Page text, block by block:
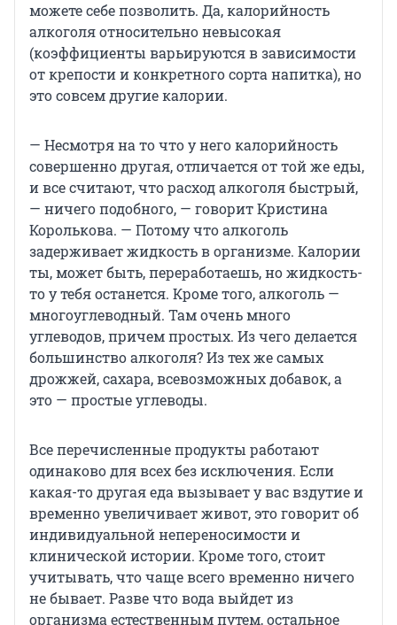
можете себе позволить. Да, калорийность
алкоголя относительно невысокая
(коэффициенты варьируются в зависимости
от крепости и конкретного сорта напитка), но
это совсем другие калории.
— Несмотря на то что у него калорийность
совершенно другая, отличается от той же еды,
и все считают, что расход алкоголя быстрый,
— ничего подобного, — говорит Кристина
Королькова. — Потому что алкоголь
задерживает жидкость в организме. Калории
ты, может быть, переработаешь, но жидкость-
то у тебя останется. Кроме того, алкоголь —
многоуглеводный. Там очень много
углеводов, причем простых. Из чего делается
большинство алкоголя? Из тех же самых
дрожжей, сахара, всевозможных добавок, а
это — простые углеводы.
Все перечисленные продукты работают
одинаково для всех без исключения. Если
какая-то другая еда вызывает у вас вздутие и
временно увеличивает живот, это говорит об
индивидуальной непереносимости и
клинической истории. Кроме того, стоит
учитывать, что чаще всего временно ничего
не бывает. Разве что вода выйдет из
организма естественным путем, остальное